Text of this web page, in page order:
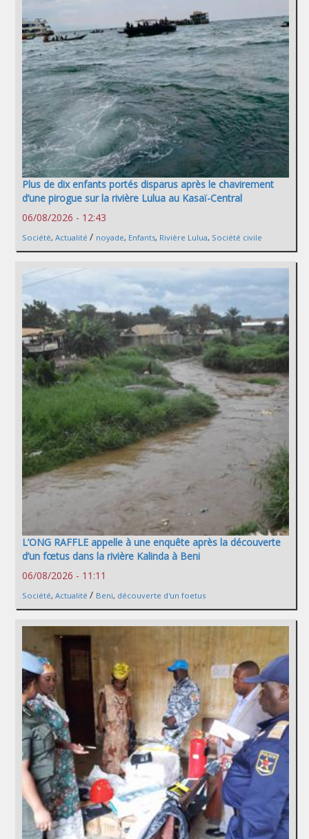
Plus de dix enfants portés disparus après le chavirement
d’une pirogue sur la rivière Lulua au Kasaï-Central
06/08/2026 - 12:43
Société, Actualité / noyade, Enfants, Rivière Lulua, Société civile
L’ONG RAFFLE appelle à une enquête après la découverte
d’un fœtus dans la rivière Kalinda à Beni
06/08/2026 - 11:11
Société, Actualité / Beni, découverte d'un foetus